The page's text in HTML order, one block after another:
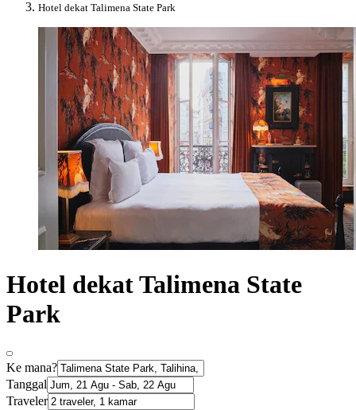
Hotel dekat Talimena State Park
Hotel dekat Talimena State
Park
Ke mana?
Tanggal
Traveler